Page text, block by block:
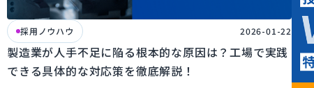
採用ノウハウ 2026-01-22
製造業が人手不足に陥る根本的な原因は？工場で実践
できる具体的な対応策を徹底解説！